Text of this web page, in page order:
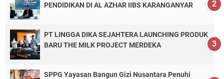
PENDIDIKAN DI AL AZHAR IIBS KARANGANYAR
PT LINGGA DIKA SEJAHTERA LAUNCHING PRODUK
BARU THE MILK PROJECT MERDEKA
SPPG Yayasan Bangun Gizi Nusantara Penuhi